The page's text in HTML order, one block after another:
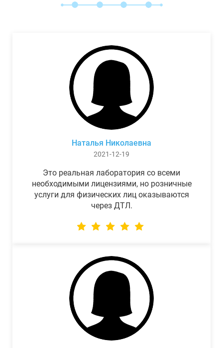
Наталья Николаевна
2021-12-19
Это реальная лаборатория со всеми
необходимыми лицензиями, но розничные
услуги для физических лиц оказываются
через ДТЛ.